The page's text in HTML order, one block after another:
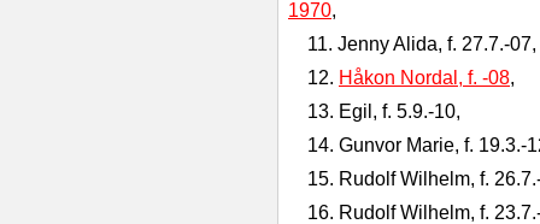
1970,
11. Jenny Alida, f. 27.7.-07,
12. Håkon Nordal, f. -08,
13. Egil, f. 5.9.-10,
14. Gunvor Marie, f. 19.3.-
15. Rudolf Wilhelm, f.
16. Rudolf Wilhelm, f.